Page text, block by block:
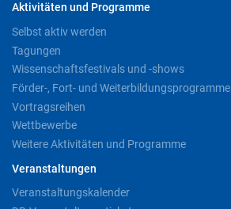
Aktivitäten und Programme
Selbst aktiv werden
Tagungen
Wissenschaftsfestivals und -shows
Förder-, Fort- und Weiterbildungsprogramme
Vortragsreihen
Wettbewerbe
Weitere Aktivitäten und Programme
Veranstaltungen
Veranstaltungskalender